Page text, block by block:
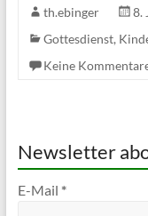
th.ebinger
8.
Gottesdienst,
Keine
Newsletter
E-Mail *